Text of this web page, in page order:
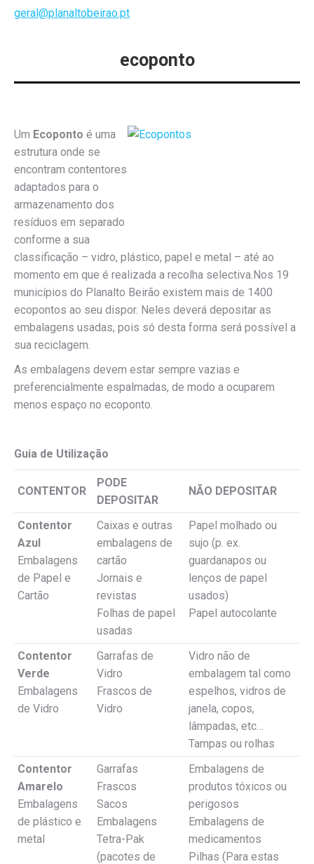
geral@planaltobeirao.pt
ecoponto
Um Ecoponto é uma
estrutura onde se
encontram contentores
adaptados para o
armazenamento dos
resíduos em separado
conforme a sua
classificação – vidro, plástico, papel e metal – até ao
momento em que é realizada a recolha selectiva.Nos 19
municípios do Planalto Beirão existem mais de 1400
ecopontos ao seu dispor. Neles deverá depositar as
embalagens usadas, pois só desta forma será possível a
sua reciclagem.
As embalagens devem estar sempre vazias e
preferencialmente espalmadas, de modo a ocuparem
menos espaço no ecoponto.
Guia de Utilização
CONTENTOR
PODE
DEPOSITAR
NÃO DEPOSITAR
Contentor
Azul
Embalagens
de Papel e
Cartão
Caixas e outras
embalagens de
cartão
Jornais e
revistas
Folhas de papel
usadas
Papel molhado ou
sujo (p. ex.
guardanapos ou
lenços de papel
usados)
Papel autocolante
Contentor
Verde
Embalagens
de Vidro
Garrafas de
Vidro
Frascos de
Vidro
Vidro não de
embalagem tal como
espelhos, vidros de
janela, copos,
lâmpadas, etc…
Tampas ou rolhas
Contentor
Amarelo
Embalagens
de plástico e
metal
Garrafas
Frascos
Sacos
Embalagens
Tetra-Pak
(pacotes de
Embalagens de
produtos tóxicos ou
perigosos
Embalagens de
medicamentos
Pilhas (Para estas